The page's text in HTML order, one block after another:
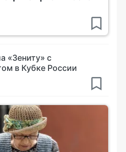
«Зениту» с
в Кубке России